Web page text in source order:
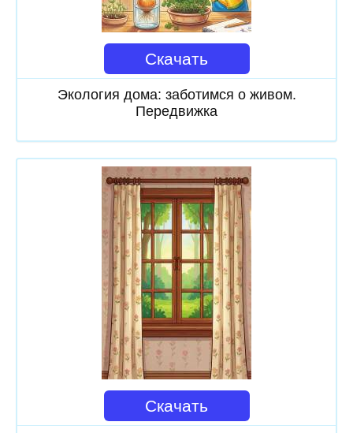
Скачать
Экология дома: заботимся о живом.
Передвижка
Скачать